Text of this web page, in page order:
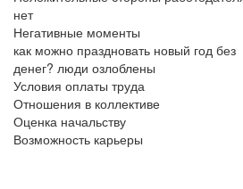
нет
Негативные моменты
как можно праздновать новый год без
денег? люди озлоблены
Условия оплаты труда
Отношения в коллективе
Оценка начальству
Возможность карьеры